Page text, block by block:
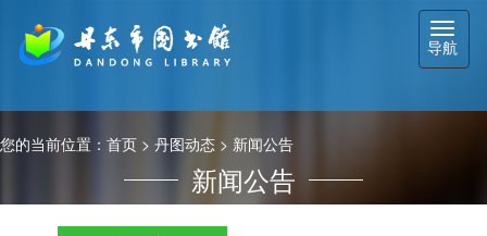
切
换
导
导航
您的当前位置： 首页 > 丹图动态 > 新闻公告
新闻公告